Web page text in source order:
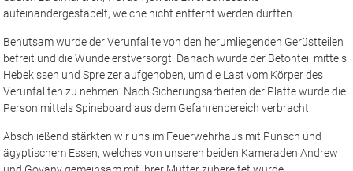
befreit und die Wunde erstversorgt. Danach wurde der Betonteil mittels
Verunfallten zu nehmen. Nach Sicherungsarbeiten der Platte wurde die
Person mittels Spineboard aus dem Gefahrenbereich verbracht.
Abschließend stärkten wir uns im Feuerwehrhaus mit Punsch und
ägyptischem Essen, welches von unseren beiden Kameraden Andrew